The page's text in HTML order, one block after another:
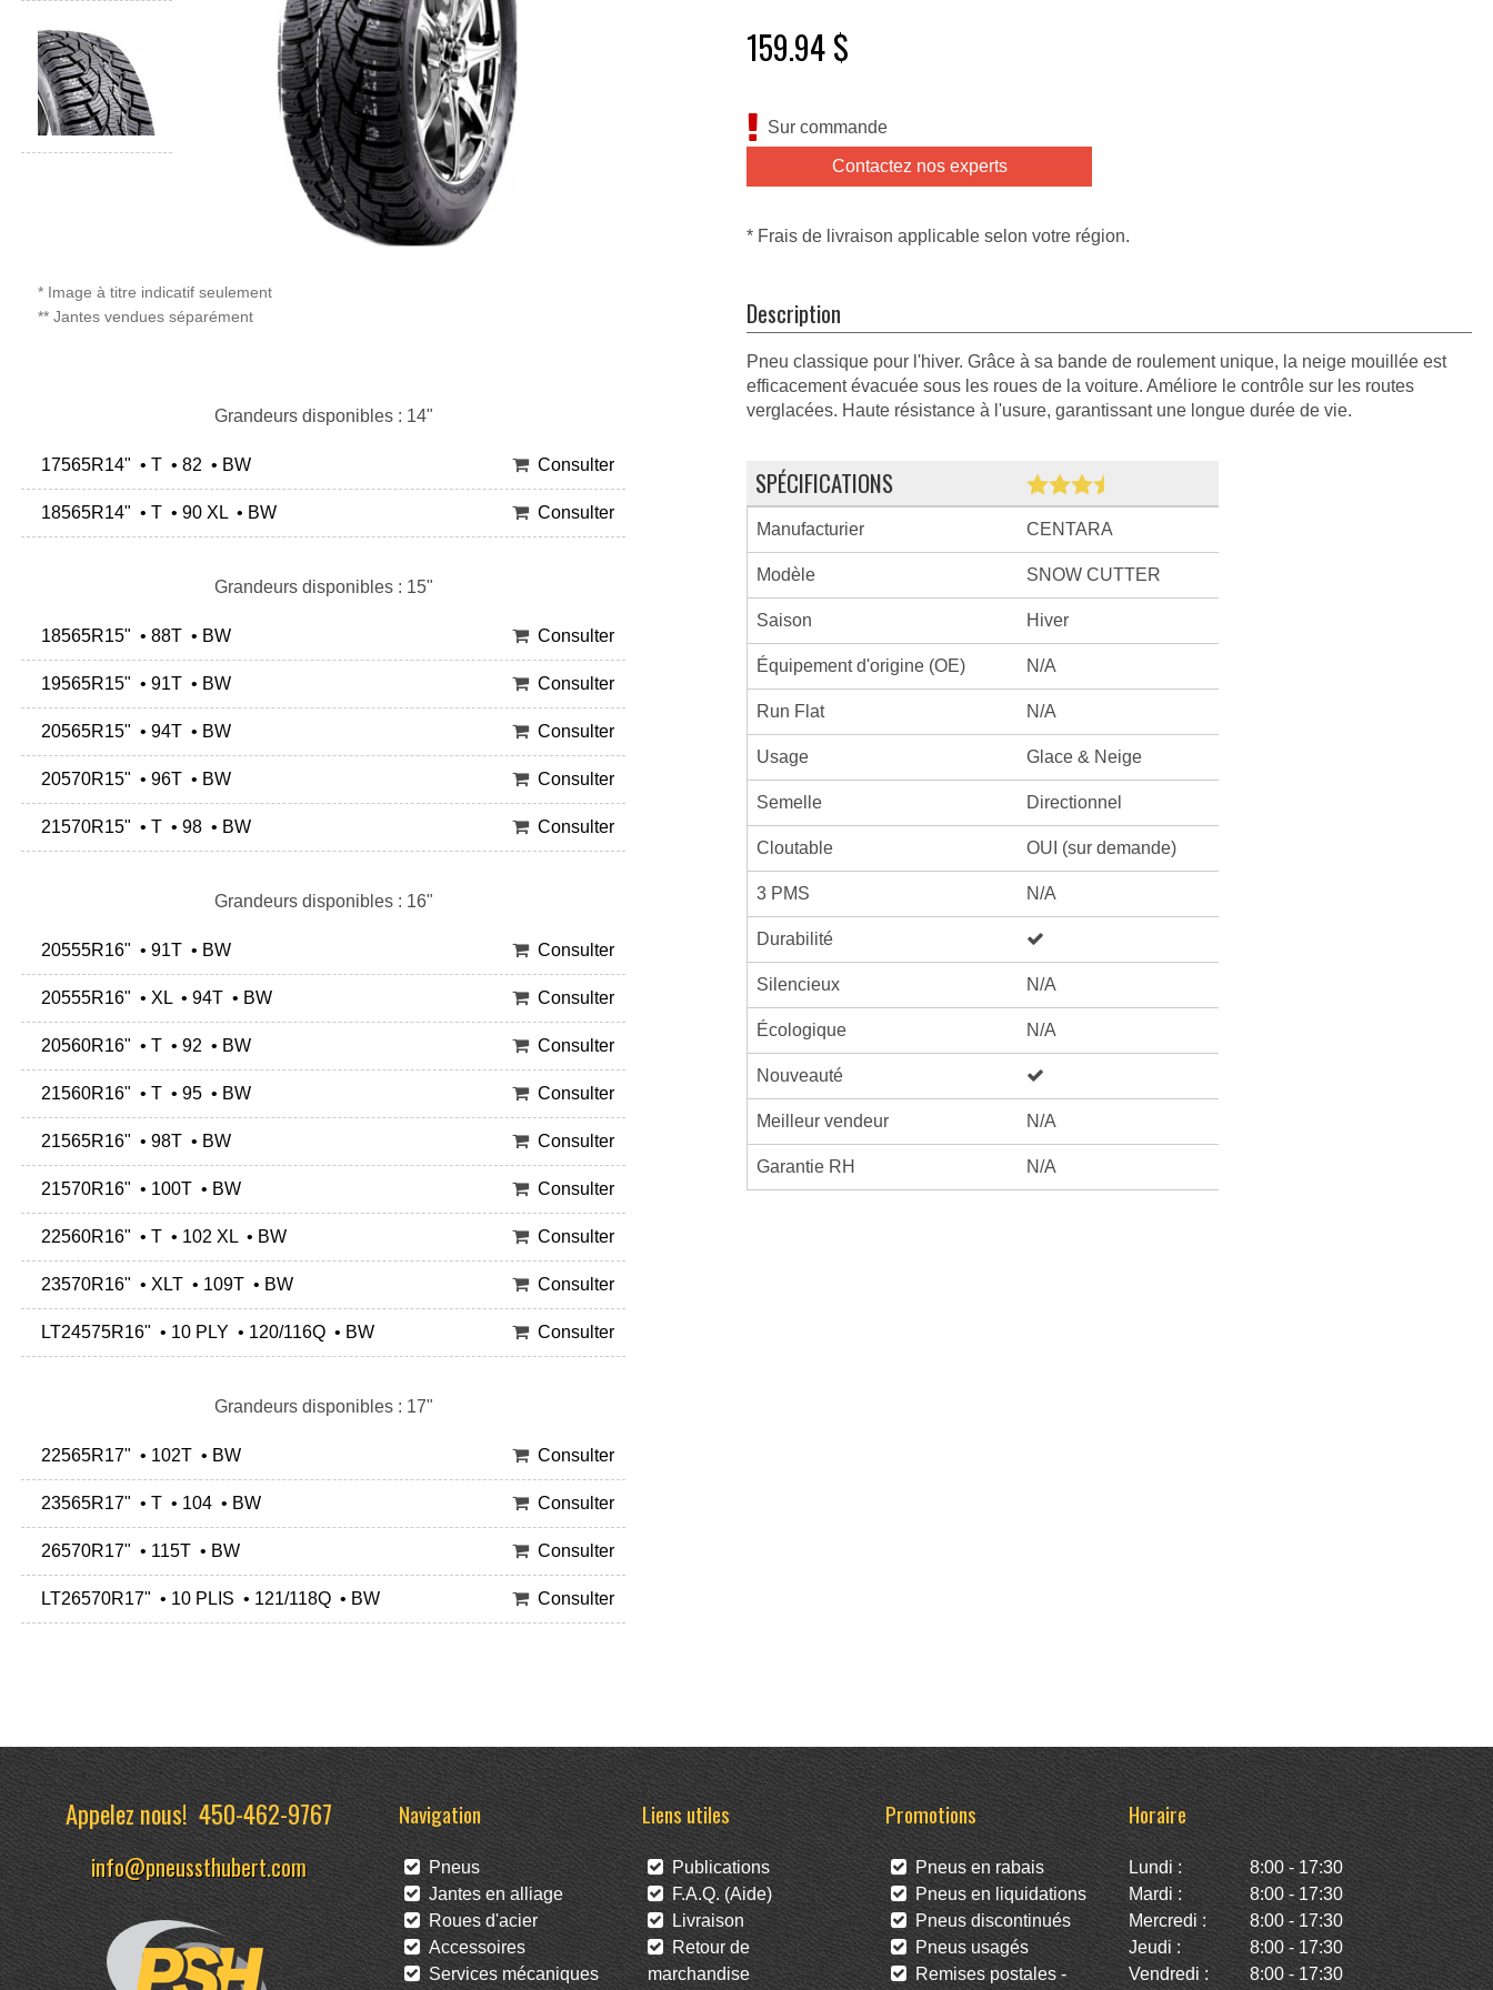
* Image à titre indicatif seulement
** Jantes vendues séparément
Grandeurs disponibles : 14"
17565R14" • T • 82 • BW Consulter
18565R14" • T • 90 XL • BW Consulter
Grandeurs disponibles : 15"
18565R15" • 88T • BW Consulter
19565R15" • 91T • BW Consulter
20565R15" • 94T • BW Consulter
20570R15" • 96T • BW Consulter
21570R15" • T • 98 • BW Consulter
Grandeurs disponibles : 16"
20555R16" • 91T • BW Consulter
20555R16" • XL • 94T • BW Consulter
20560R16" • T • 92 • BW Consulter
21560R16" • T • 95 • BW Consulter
21565R16" • 98T • BW Consulter
21570R16" • 100T • BW Consulter
22560R16" • T • 102 XL • BW Consulter
23570R16" • XLT • 109T • BW Consulter
LT24575R16" • 10 PLY • 120/116Q • BW Consulter
Grandeurs disponibles : 17"
22565R17" • 102T • BW Consulter
23565R17" • T • 104 • BW Consulter
26570R17" • 115T • BW Consulter
LT26570R17" • 10 PLIS • 121/118Q • BW Consulter
159.94 $
Sur commande
Contactez nos experts
* Frais de livraison applicable selon votre région.
Description
Pneu classique pour l'hiver. Grâce à sa bande de roulement unique, la neige mouillée est
efficacement évacuée sous les roues de la voiture. Améliore le contrôle sur les routes
verglacées. Haute résistance à l'usure, garantissant une longue durée de vie.
SPÉCIFICATIONS
Manufacturier CENTARA
Modèle SNOW CUTTER
Saison Hiver
Équipement d'origine (OE) N/A
Run Flat N/A
Usage Glace & Neige
Semelle Directionnel
Cloutable OUI (sur demande)
3 PMS N/A
Durabilité
Silencieux N/A
Écologique N/A
Nouveauté
Meilleur vendeur N/A
Garantie RH N/A
Appelez nous!450-462-9767
info@pneussthubert.com
Navigation
Pneus
Jantes en alliage
Roues d'acier
Accessoires
Services mécaniques
Liens utiles
Publications
F.A.Q. (Aide)
Livraison
Retour de
marchandise
Promotions
Pneus en rabais
Pneus en liquidations
Pneus discontinués
Pneus usagés
Remises postales -
Horaire
Lundi :
8:00 - 17:30
Mardi :
8:00 - 17:30
Mercredi :
8:00 - 17:30
Jeudi :
8:00 - 17:30
Vendredi :
8:00 - 17:30